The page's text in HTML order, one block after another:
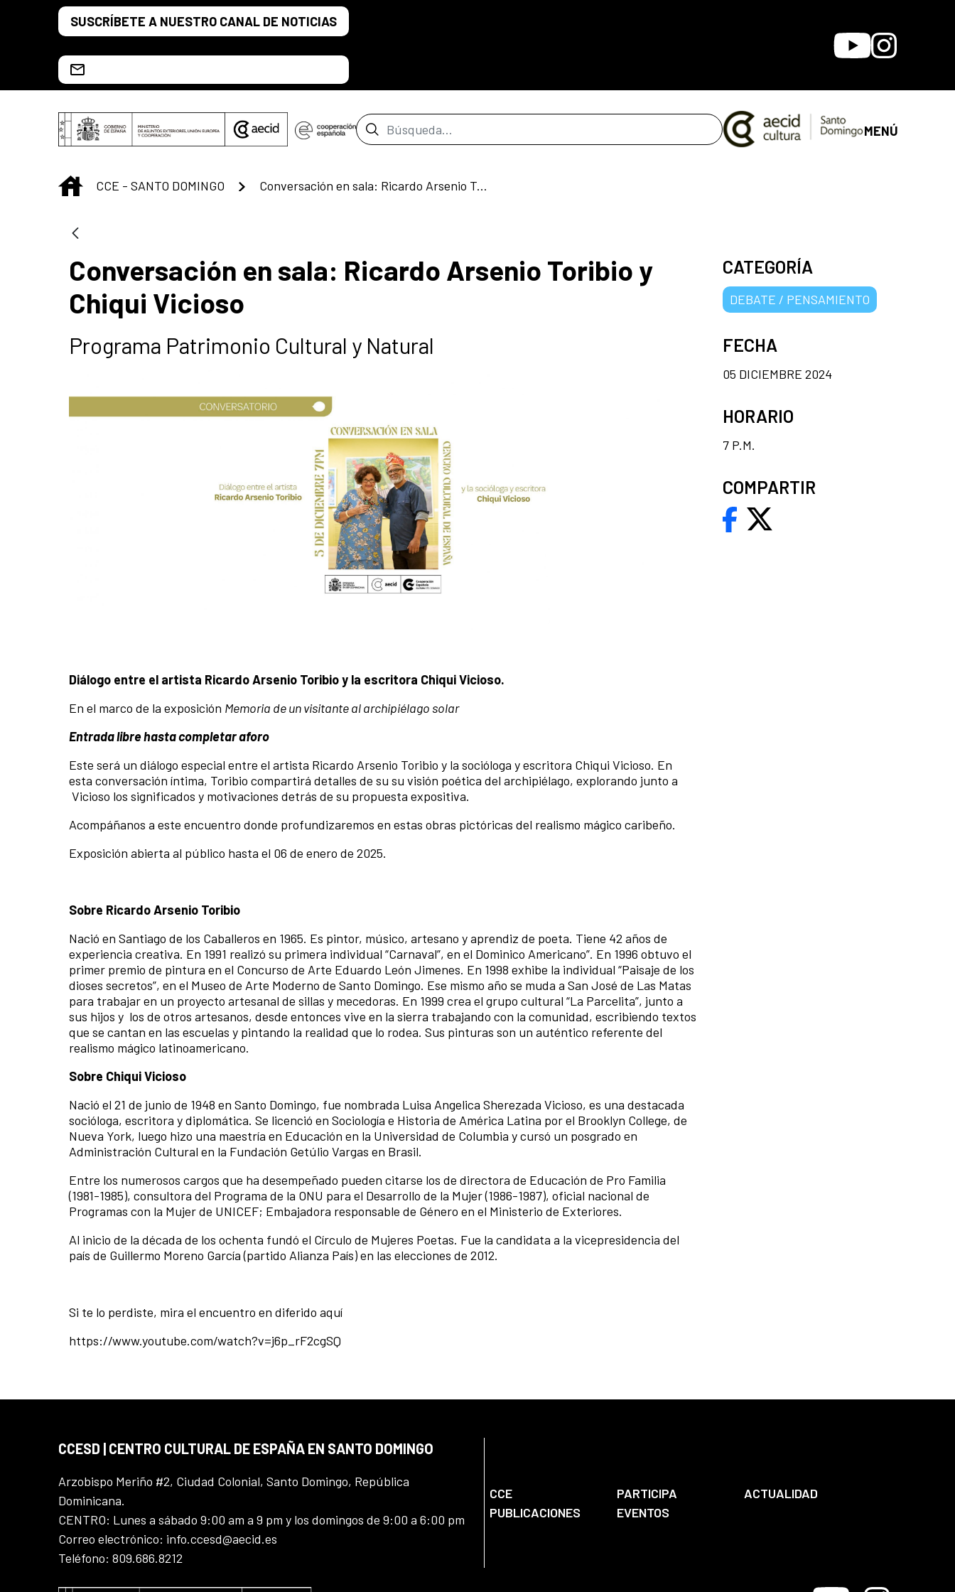
Saltar al contenido principal
SUSCRÍBETE A NUESTRO CANAL DE NOTICIAS
YoutubeInstagram
Barra de búsqueda MENÚ
INICIO
CCE - SANTO DOMINGO Conversación en sala: Ricardo Arsenio Toribio y Chiqui Vicioso
Conversación en sala: Ricardo Arsenio Toribio y
Chiqui Vicioso
Programa Patrimonio Cultural y Natural
Diálogo entre el artista Ricardo Arsenio Toribio y la escritora Chiqui Vicioso.
En el marco de la exposición Memoria de un visitante al archipiélago solar
Entrada libre hasta completar aforo
Este será un diálogo especial entre el artista Ricardo Arsenio Toribio y la socióloga y escritora Chiqui Vicioso. En
esta conversación íntima, Toribio compartirá detalles de su su visión poética del archipiélago, explorando junto a
Vicioso los significados y motivaciones detrás de su propuesta expositiva.
Acompáñanos a este encuentro donde profundizaremos en estas obras pictóricas del realismo mágico caribeño.
Exposición abierta al público hasta el 06 de enero de 2025.
Sobre Ricardo Arsenio Toribio
Nació en Santiago de los Caballeros en 1965. Es pintor, músico, artesano y aprendiz de poeta. Tiene 42 años de
experiencia creativa. En 1991 realizó su primera individual “Carnaval”, en el Dominico Americano”. En 1996 obtuvo el
primer premio de pintura en el Concurso de Arte Eduardo León Jimenes. En 1998 exhibe la individual “Paisaje de los
dioses secretos”, en el Museo de Arte Moderno de Santo Domingo. Ese mismo año se muda a San José de Las Matas
para trabajar en un proyecto artesanal de sillas y mecedoras. En 1999 crea el grupo cultural “La Parcelita”, junto a
sus hijos y los de otros artesanos, desde entonces vive en la sierra trabajando con la comunidad, escribiendo textos
que se cantan en las escuelas y pintando la realidad que lo rodea. Sus pinturas son un auténtico referente del
realismo mágico latinoamericano.
Sobre Chiqui Vicioso
Nació el 21 de junio de 1948 en Santo Domingo, fue nombrada Luisa Angelica Sherezada Vicioso, es una destacada
socióloga, escritora y diplomática. Se licenció en Sociología e Historia de América Latina por el Brooklyn College, de
Nueva York, luego hizo una maestría en Educación en la Universidad de Columbia y cursó un posgrado en
Administración Cultural en la Fundación Getúlio Vargas en Brasil.
Entre los numerosos cargos que ha desempeñado pueden citarse los de directora de Educación de Pro Familia
(1981-1985), consultora del Programa de la ONU para el Desarrollo de la Mujer (1986-1987), oficial nacional de
Programas con la Mujer de UNICEF; Embajadora responsable de Género en el Ministerio de Exteriores.
Al inicio de la década de los ochenta fundó el Círculo de Mujeres Poetas. Fue la candidata a la vicepresidencia del
país de Guillermo Moreno García (partido Alianza País) en las elecciones de 2012.
Si te lo perdiste, mira el encuentro en diferido aquí
https://www.youtube.com/watch?v=j6p_rF2cgSQ
CATEGORÍA
DEBATE / PENSAMIENTO
FECHA
05 DICIEMBRE 2024
HORARIO
7 P.M.
COMPARTIR
CCESD | CENTRO CULTURAL DE ESPAÑA EN SANTO DOMINGO
Arzobispo Meriño #2, Ciudad Colonial, Santo Domingo, República
Dominicana.
CENTRO: Lunes a sábado 9:00 am a 9 pm y los domingos de 9:00 a 6:00 pm
Correo electrónico: info.ccesd@aecid.es
Teléfono: 809.686.8212
CCE PARTICIPA
ACTUALIDAD
PUBLICACIONES
EVENTOS